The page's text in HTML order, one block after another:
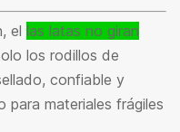
el las latas no giran
los rodillos de
confiable y
para materiales frágiles